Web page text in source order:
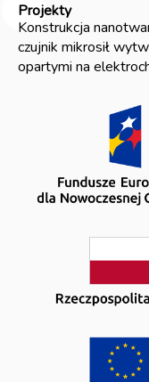
Projekty
Konstrukcja
czujnik mikrosił
opartymi na